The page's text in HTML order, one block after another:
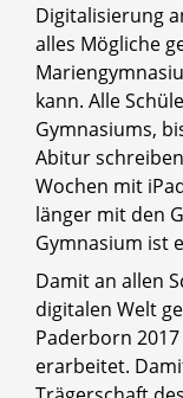
Digitalisierung
alles Mögliche
kann. Alle
Gymnasiums,
Abitur
Wochen mit
länger mit den
Gymnasium ist
Damit an allen
digitalen Welt
Paderborn
erarbeitet.